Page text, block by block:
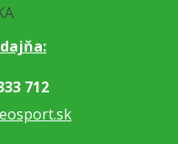
712